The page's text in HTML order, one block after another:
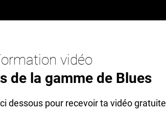
vidéo
de la gamme de Blues
dessous pour recevoir ta vidéo gratuite